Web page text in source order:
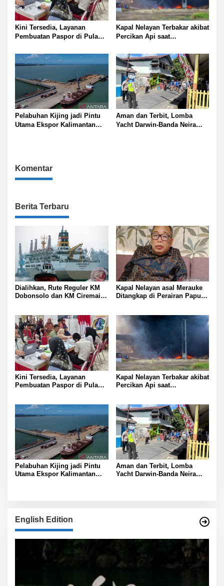
Kini Tersedia, Layanan
Pembuatan Paspor di Pulau
Kapal Nelayan Terbakar akibat
Percikan Api saat
Pelabuhan Kijing jadi Pintu
Utama Ekspor Kalimantan
Aman dan Terbit, Lomba
Yacht Darwin-Banda Neira
Komentar
Berita Terbaru
Dialihkan, Rute Reguler KM
Dobonsolo dan KM Ciremai
Kapal Nelayan asal Merauke
Ditangkap di Perairan Papua
Kini Tersedia, Layanan
Pembuatan Paspor di Pulau
Kapal Nelayan Terbakar akibat
Percikan Api saat
Pelabuhan Kijing jadi Pintu
Utama Ekspor Kalimantan
Aman dan Terbit, Lomba
Yacht Darwin-Banda Neira
English Edition